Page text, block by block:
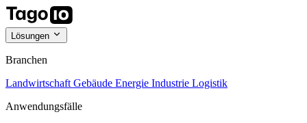
Lösungen
Branchen
Landwirtschaft Gebäude Energie Industrie Logistik
Anwendungsfälle